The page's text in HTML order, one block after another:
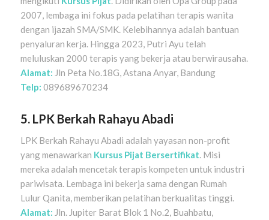
2007, lembaga ini fokus pada pelatihan terapis wanita
dengan ijazah SMA/SMK. Kelebihannya adalah bantuan
penyaluran kerja. Hingga 2023, Putri Ayu telah
meluluskan 2000 terapis yang bekerja atau berwirausaha.
Alamat: Jln Peta No.18G, Astana Anyar, Bandung
Telp: 089689670234
5. LPK Berkah Rahayu Abadi
LPK Berkah Rahayu Abadi adalah yayasan non-profit
yang menawarkan Kursus Pijat Bersertifikat. Misi
mereka adalah mencetak terapis kompeten untuk industri
pariwisata. Lembaga ini bekerja sama dengan Rumah
Lulur Qanita, memberikan pelatihan berkualitas tinggi.
Alamat: Jln. Jupiter Barat Blok 1 No.2, Buahbatu,